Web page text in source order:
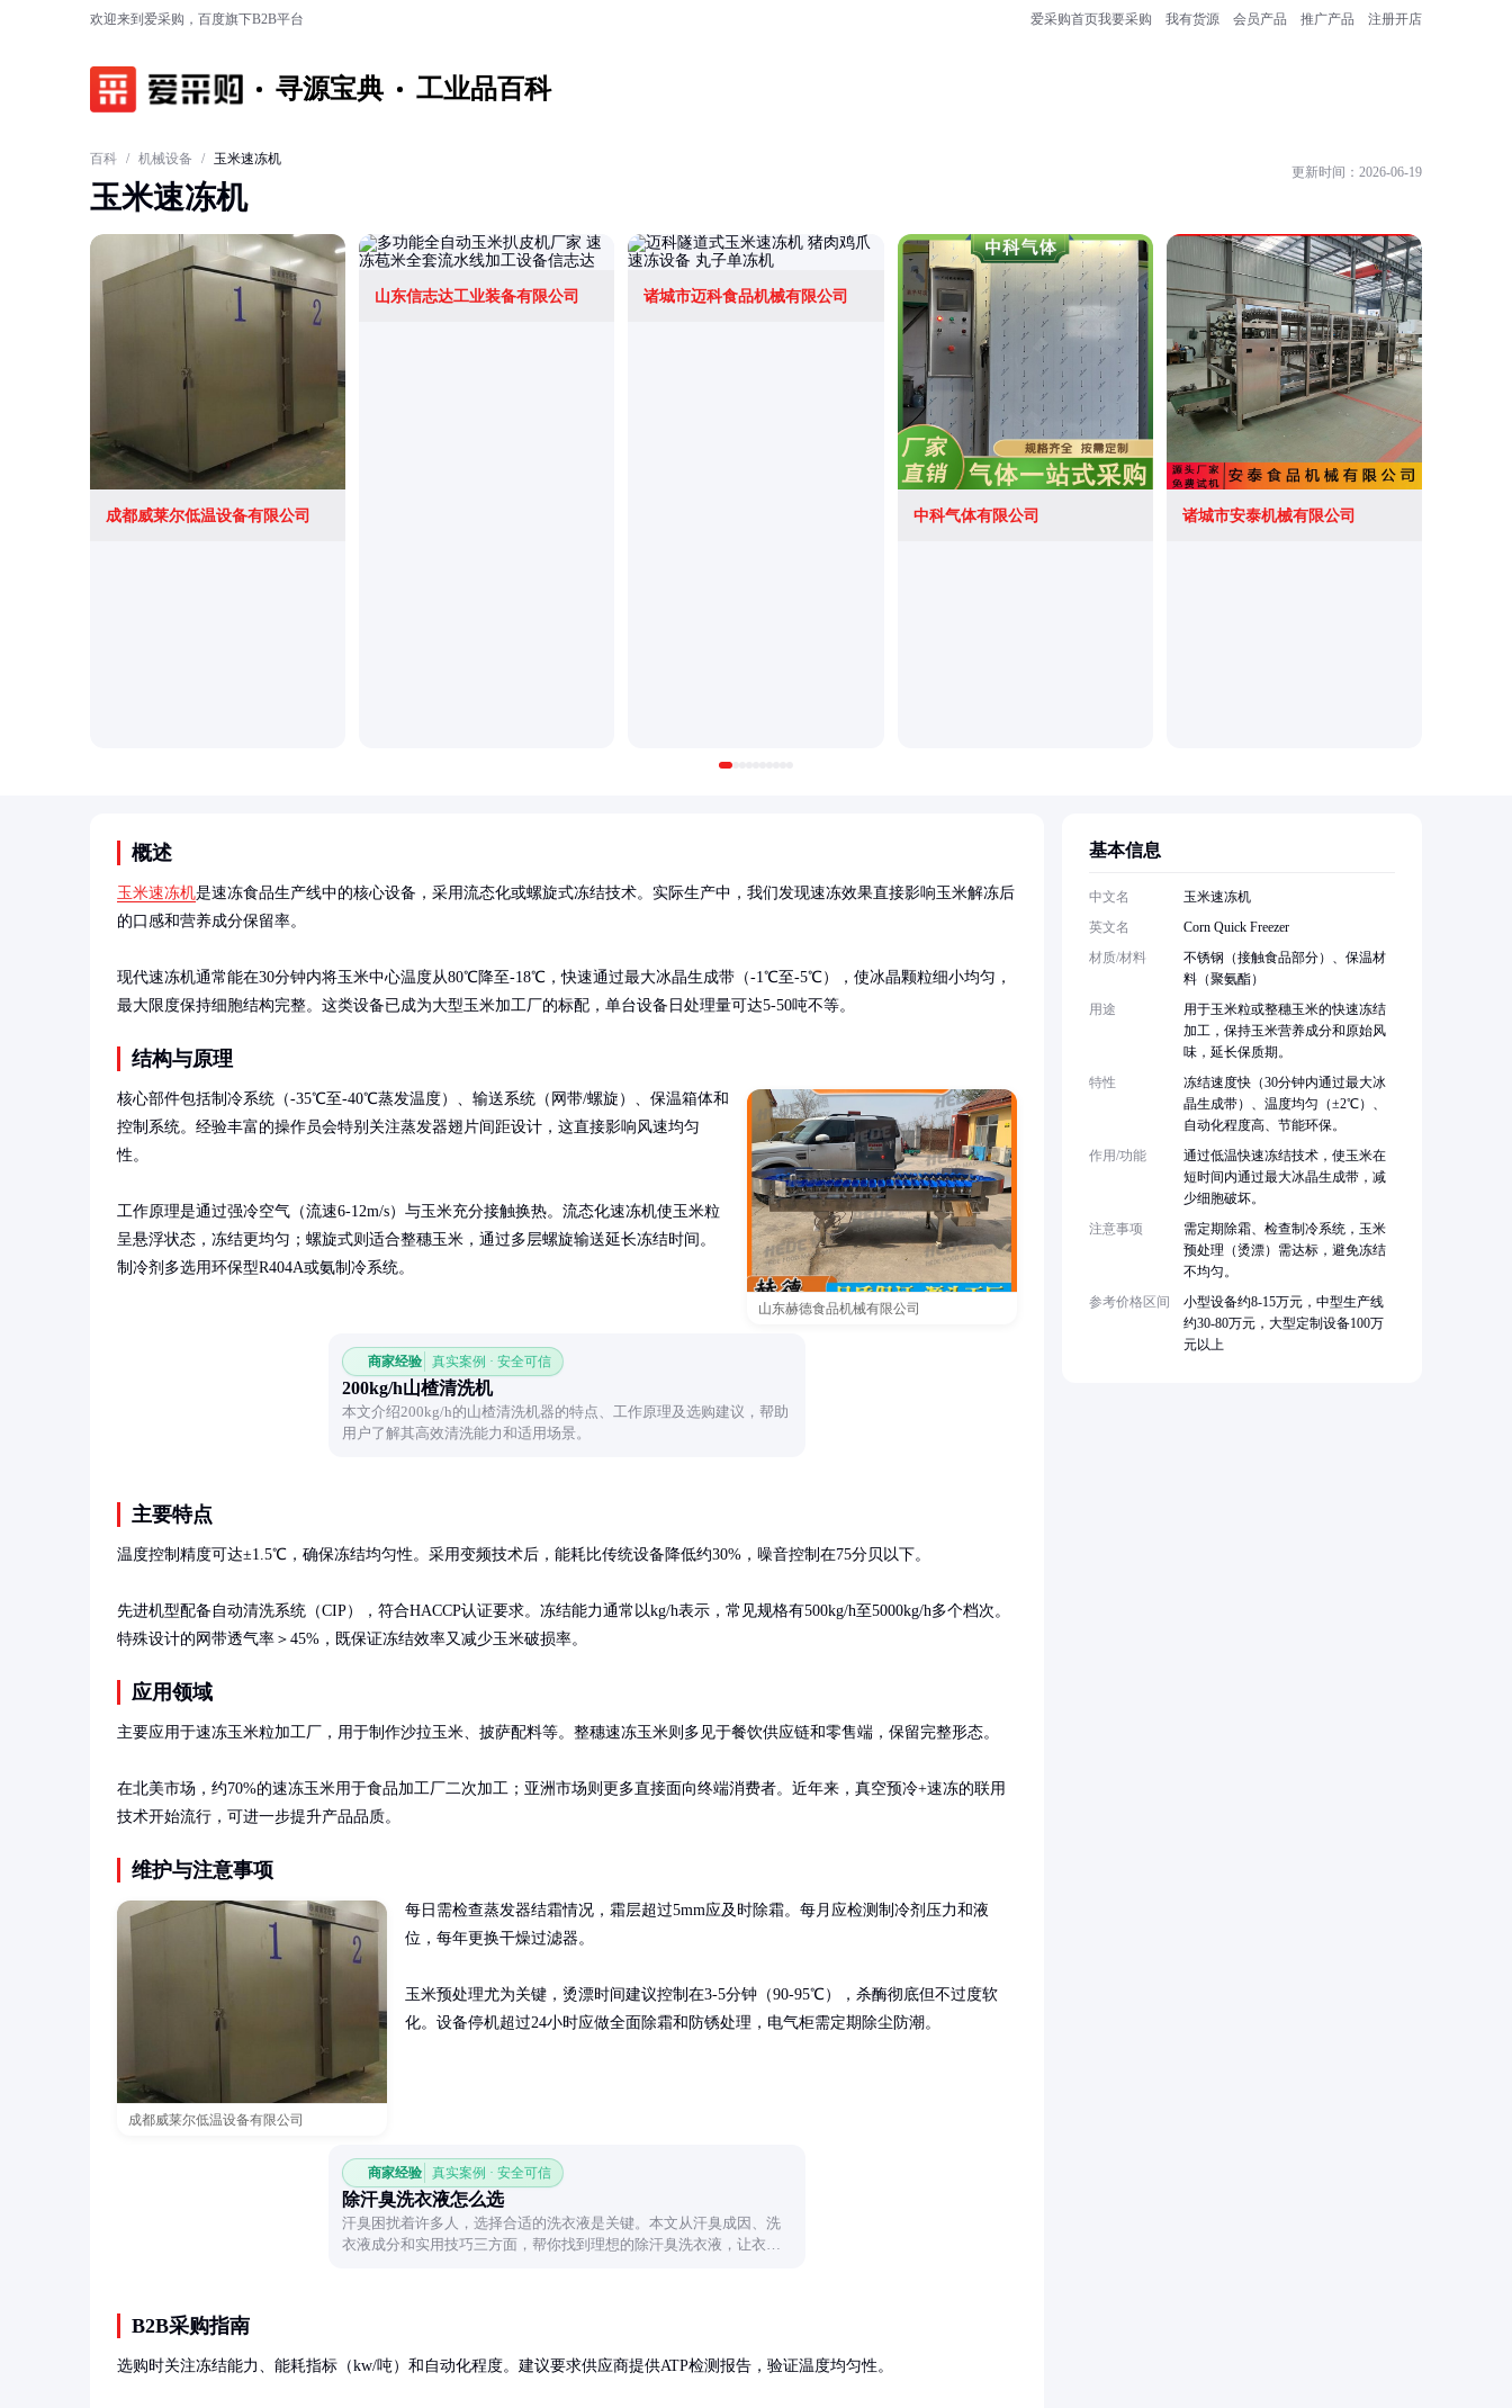
欢迎来到爱采购，百度旗下B2B平台 爱采购首页我要采购 我有货源 会员产品 推广产品 注册开店
寻源宝典 工业品百科
百科 / 机械设备 / 玉米速冻机
玉米速冻机
更新时间：2026-06-19
成都威莱尔低温设备有限公司
山东信志达工业装备有限公司 诸城市迈科食品机械有限公司
中科气体有限公司 诸城市安泰机械有限公司
概述
玉米速冻机是速冻食品生产线中的核心设备，采用流态化或螺旋式冻结技术。实际生产中，我们发现速冻效果直接影响玉米解冻后
的口感和营养成分保留率。
现代速冻机通常能在30分钟内将玉米中心温度从80℃降至-18℃，快速通过最大冰晶生成带（-1℃至-5℃），使冰晶颗粒细小均匀，
最大限度保持细胞结构完整。这类设备已成为大型玉米加工厂的标配，单台设备日处理量可达5-50吨不等。
结构与原理
山东赫德食品机械有限公司
核心部件包括制冷系统（-35℃至-40℃蒸发温度）、输送系统（网带/螺旋）、保温箱体和
控制系统。经验丰富的操作员会特别关注蒸发器翅片间距设计，这直接影响风速均匀
性。
工作原理是通过强冷空气（流速6-12m/s）与玉米充分接触换热。流态化速冻机使玉米粒
呈悬浮状态，冻结更均匀；螺旋式则适合整穗玉米，通过多层螺旋输送延长冻结时间。
制冷剂多选用环保型R404A或氨制冷系统。
商家经验 真实案例 · 安全可信
200kg/h山楂清洗机
本文介绍200kg/h的山楂清洗机器的特点、工作原理及选购建议，帮助
用户了解其高效清洗能力和适用场景。
主要特点
温度控制精度可达±1.5℃，确保冻结均匀性。采用变频技术后，能耗比传统设备降低约30%，噪音控制在75分贝以下。
先进机型配备自动清洗系统（CIP），符合HACCP认证要求。冻结能力通常以kg/h表示，常见规格有500kg/h至5000kg/h多个档次。
特殊设计的网带透气率＞45%，既保证冻结效率又减少玉米破损率。
应用领域
主要应用于速冻玉米粒加工厂，用于制作沙拉玉米、披萨配料等。整穗速冻玉米则多见于餐饮供应链和零售端，保留完整形态。
在北美市场，约70%的速冻玉米用于食品加工厂二次加工；亚洲市场则更多直接面向终端消费者。近年来，真空预冷+速冻的联用
技术开始流行，可进一步提升产品品质。
维护与注意事项
成都威莱尔低温设备有限公司
每日需检查蒸发器结霜情况，霜层超过5mm应及时除霜。每月应检测制冷剂压力和液
位，每年更换干燥过滤器。
玉米预处理尤为关键，烫漂时间建议控制在3-5分钟（90-95℃），杀酶彻底但不过度软
化。设备停机超过24小时应做全面除霜和防锈处理，电气柜需定期除尘防潮。
商家经验 真实案例 · 安全可信
除汗臭洗衣液怎么选
汗臭困扰着许多人，选择合适的洗衣液是关键。本文从汗臭成因、洗
衣液成分和实用技巧三方面，帮你找到理想的除汗臭洗衣液，让衣物
B2B采购指南
选购时关注冻结能力、能耗指标（kw/吨）和自动化程度。建议要求供应商提供ATP检测报告，验证温度均匀性。
基本信息
中文名
玉米速冻机
英文名
Corn Quick Freezer
材质/材料
不锈钢（接触食品部分）、保温材
料（聚氨酯）
用途
用于玉米粒或整穗玉米的快速冻结
加工，保持玉米营养成分和原始风
味，延长保质期。
特性
冻结速度快（30分钟内通过最大冰
晶生成带）、温度均匀（±2℃）、
自动化程度高、节能环保。
作用/功能
通过低温快速冻结技术，使玉米在
短时间内通过最大冰晶生成带，减
少细胞破坏。
注意事项
需定期除霜、检查制冷系统，玉米
预处理（烫漂）需达标，避免冻结
不均匀。
参考价格区间
小型设备约8-15万元，中型生产线
约30-80万元，大型定制设备100万
元以上